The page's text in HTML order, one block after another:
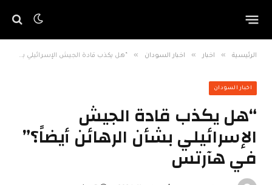
الرئيسية » اخبار » اخبار السودان » “هل يكذب قادة الجيش الإسرائيلي بشأن الرهائن أيضاً؟” في هآرتس
اخبار السودان
“هل يكذب قادة الجيش
الإسرائيلي بشأن الرهائن أيضاً؟”
في هآرتس